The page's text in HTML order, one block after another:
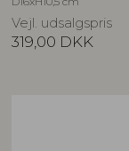
Vejl. udsalgspris
319,00 DKK